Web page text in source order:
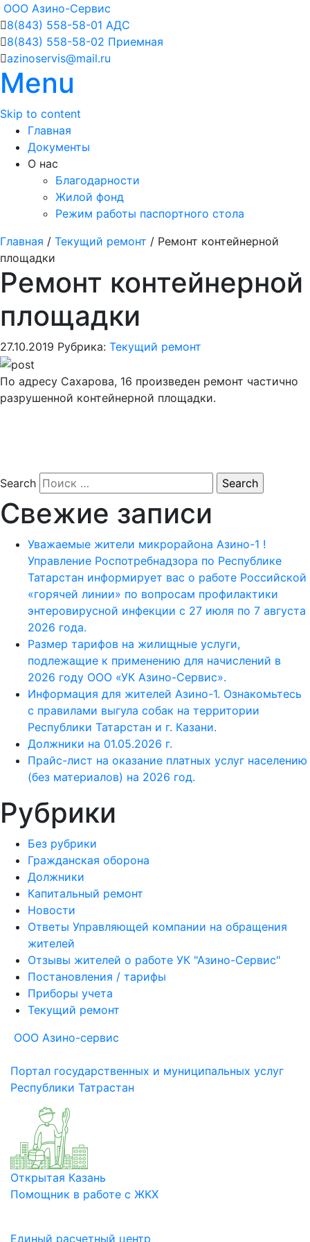
ООО Азино-Сервис
8(843) 558-58-01 АДС
8(843) 558-58-02 Приемная
azinoservis@mail.ru
Menu
Skip to content
Главная
Документы
О нас
Благодарности
Жилой фонд
Режим работы паспортного стола
Главная / Текущий ремонт / Ремонт контейнерной
площадки
Ремонт контейнерной
площадки
27.10.2019 Рубрика: Текущий ремонт
По адресу Сахарова, 16 произведен ремонт частично
разрушенной контейнерной площадки.
Search
Свежие записи
Уважаемые жители микрорайона Азино-1 !
Управление Роспотребнадзора по Республике
Татарстан информирует вас о работе Российской
«горячей линии» по вопросам профилактики
энтеровирусной инфекции с 27 июля по 7 августа
2026 года.
Размер тарифов на жилищные услуги,
подлежащие к применению для начислений в
2026 году ООО «УК Азино-Сервис».
Информация для жителей Азино-1. Ознакомьтесь
с правилами выгула собак на территории
Республики Татарстан и г. Казани.
Должники на 01.05.2026 г.
Прайс-лист на оказание платных услуг населению
(без материалов) на 2026 год.
Рубрики
Без рубрики
Гражданская оборона
Должники
Капитальный ремонт
Новости
Ответы Управляющей компании на обращения
жителей
Отзывы жителей о работе УК "Азино-Сервис"
Постановления / тарифы
Приборы учета
Текущий ремонт
ООО Азино-сервис
Портал государственных и муниципальных услуг
Республики Татрастан
Открытая Казань
Помощник в работе с ЖКХ
Единый расчетный центр